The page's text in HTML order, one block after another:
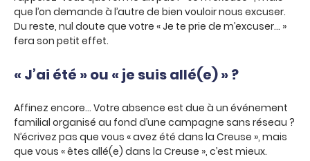
que l’on demande à l’autre de bien vouloir nous excuser.
Du reste, nul doute que votre « Je te prie de m’excuser… »
fera son petit effet.
« J’ai été » ou « je suis allé(e) » ?
Affinez encore… Votre absence est due à un événement
familial organisé au fond d’une campagne sans réseau ?
N’écrivez pas que vous « avez été dans la Creuse », mais
que vous « êtes allé(e) dans la Creuse », c’est mieux.